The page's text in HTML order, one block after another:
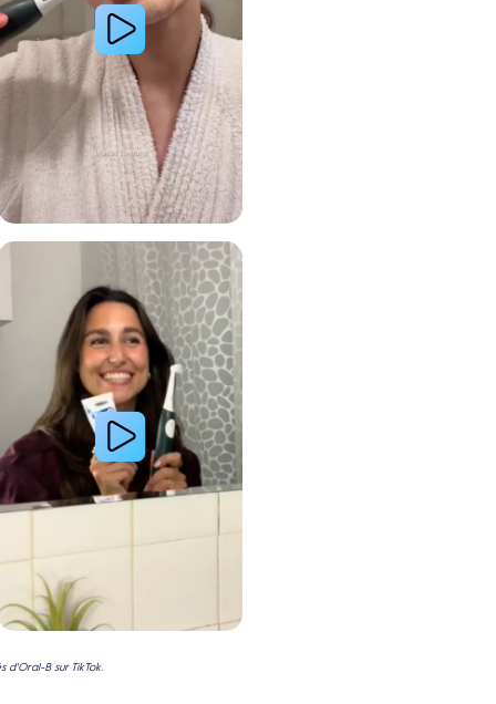
le système de brosse à dents électrique Oral-B
la vidéo : Le secret d’une jeune femme pour des dents plus blanches
B sur TikTok.